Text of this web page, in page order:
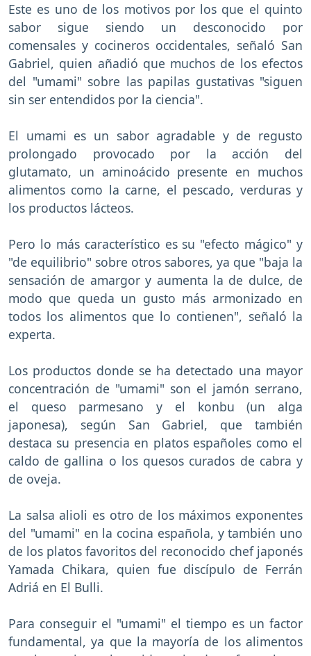
Este es uno de los motivos por los que el quinto
sabor sigue siendo un desconocido por
comensales y cocineros occidentales, señaló San
Gabriel, quien añadió que muchos de los efectos
del "umami" sobre las papilas gustativas "siguen
sin ser entendidos por la ciencia".
El umami es un sabor agradable y de regusto
prolongado provocado por la acción del
glutamato, un aminoácido presente en muchos
alimentos como la carne, el pescado, verduras y
los productos lácteos.
Pero lo más característico es su "efecto mágico" y
"de equilibrio" sobre otros sabores, ya que "baja la
sensación de amargor y aumenta la de dulce, de
modo que queda un gusto más armonizado en
todos los alimentos que lo contienen", señaló la
experta.
Los productos donde se ha detectado una mayor
concentración de "umami" son el jamón serrano,
el queso parmesano y el konbu (un alga
japonesa), según San Gabriel, que también
destaca su presencia en platos españoles como el
caldo de gallina o los quesos curados de cabra y
de oveja.
La salsa alioli es otro de los máximos exponentes
del "umami" en la cocina española, y también uno
de los platos favoritos del reconocido chef japonés
Yamada Chikara, quien fue discípulo de Ferrán
Adriá en El Bulli.
Para conseguir el "umami" el tiempo es un factor
fundamental, ya que la mayoría de los alimentos